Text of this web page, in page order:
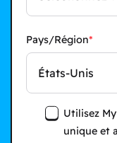
Pays/Région
États-Unis
Utilisez
unique et